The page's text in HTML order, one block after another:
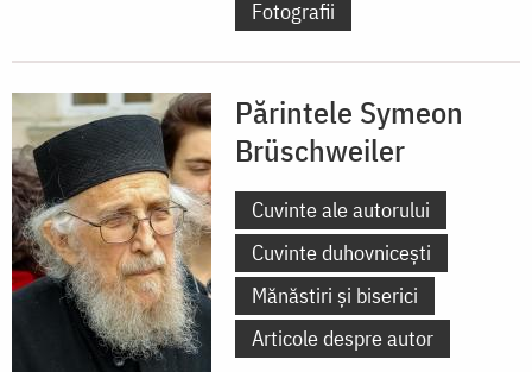
Fotografii
Părintele Symeon
Brüschweiler
Cuvinte ale autorului
Cuvinte duhovnicești
Mănăstiri și biserici
Articole despre autor